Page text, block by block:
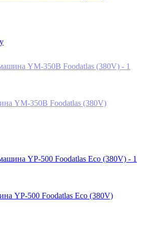
YM-350B Foodatlas (380V)
YP-500 Foodatlas Eco (380V)